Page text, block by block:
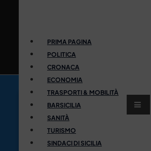
PRIMA PAGINA
POLITICA
CRONACA
ECONOMIA
TRASPORTI & MOBILITÀ
BARSICILIA
SANITÀ
TURISMO
SINDACI DI SICILIA